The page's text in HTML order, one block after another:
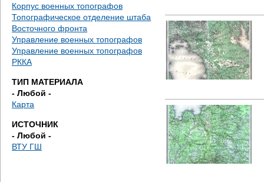
ь
Корпус военных топографов
Топографическое отделение штаба
Восточного фронта
Управление военных топографов
Управление военных топографов
РККА
ТИП МАТЕРИАЛА
- Любой -
Карта
ИСТОЧНИК
- Любой -
ВТУ ГШ